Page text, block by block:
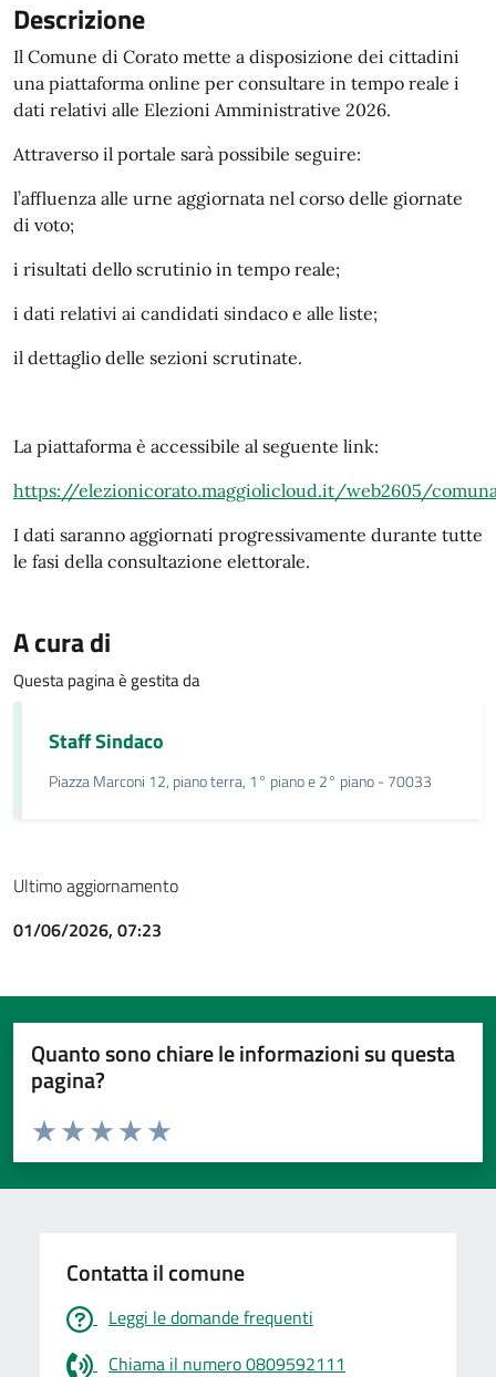
Descrizione
Il Comune di Corato mette a disposizione dei cittadini
una piattaforma online per consultare in tempo reale i
dati relativi alle Elezioni Amministrative 2026.
Attraverso il portale sarà possibile seguire:
l’affluenza alle urne aggiornata nel corso delle giornate
di voto;
i risultati dello scrutinio in tempo reale;
i dati relativi ai candidati sindaco e alle liste;
il dettaglio delle sezioni scrutinate.
La piattaforma è accessibile al seguente link:
https://elezionicorato.maggiolicloud.it/web2605/
I dati saranno aggiornati progressivamente durante tutte
le fasi della consultazione elettorale.
A cura di
Questa pagina è gestita da
Staff Sindaco
Piazza Marconi 12, piano terra, 1° piano e 2° piano - 70033
Ultimo aggiornamento
01/06/2026, 07:23
Quanto sono chiare le informazioni su questa
pagina?
Valuta da 1 a 5 stelle la pagina
Valuta 5 stelle su 5
Valuta 4 stelle su 5
Valuta 3 stelle su 5
Valuta 2 stelle su 5
Valuta 1 stelle su 5
Contatta il comune
Leggi le domande frequenti
Chiama il numero 0809592111